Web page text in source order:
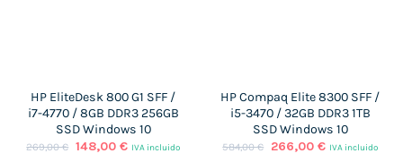
HP EliteDesk 800 G1 SFF /
i7-4770 / 8GB DDR3 256GB
SSD Windows 10
269,00€ El
148,00 €ElIVA incluido
HP Compaq Elite 8300 SFF /
i5-3470 / 32GB DDR3 1TB
SSD Windows 10
584,00€
El
266,00 €ElIVA incluido